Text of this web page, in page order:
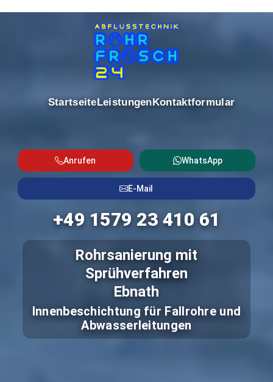
StartseiteLeistungenKontaktformular
Anrufen WhatsApp
E-Mail
+49 1579 23 410 61
Rohrsanierung mit
Sprühverfahren
Ebnath
Innenbeschichtung für Fallrohre und
Abwasserleitungen